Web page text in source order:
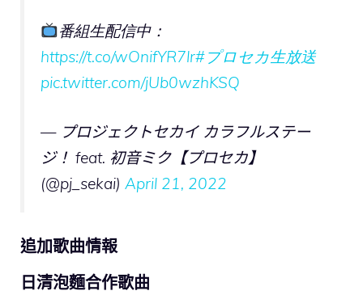
番組生配信中：
https://t.co/wOnifYR7lr#プロセカ生放送
pic.twitter.com/jUb0wzhKSQ
— プロジェクトセカイ カラフルステー
ジ！ feat. 初音ミク【プロセカ】
(@pj_sekai) April 21, 2022
追加歌曲情報
日清泡麵合作歌曲